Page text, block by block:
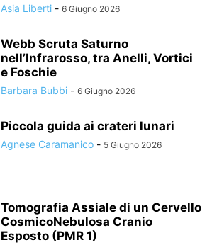
Asia Liberti - 6 Giugno 2026
Webb Scruta Saturno
nell’Infrarosso, tra Anelli, Vortici
e Foschie
Barbara Bubbi - 6 Giugno 2026
Piccola guida ai crateri lunari
Agnese Caramanico - 5 Giugno 2026
Tomografia Assiale di un Cervello
CosmicoNebulosa Cranio
Esposto (PMR 1)